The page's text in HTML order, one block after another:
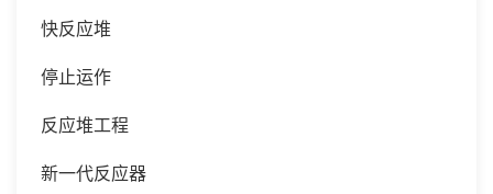
快反应堆
停止运作
反应堆工程
新一代反应器